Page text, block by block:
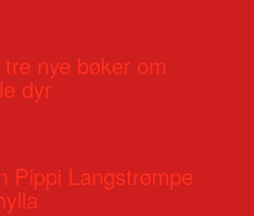
nye bøker om
dyr
Pippi Langstrømpe